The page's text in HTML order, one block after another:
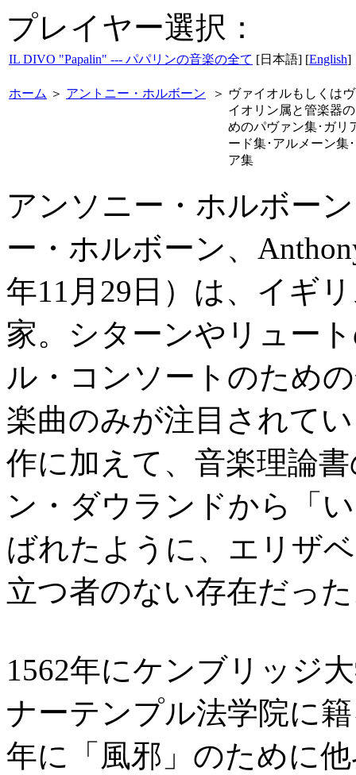
プレイヤー選択：
IL DIVO "Papalin" --- パパリンの音楽の全て [日本語] [English]
ホーム ＞ アントニー・ホルボーン ＞ ヴァイオルもしくは
イオリン属と管楽器
めのパヴァン集･ガリ
ード集･アルメーン集
ア集
アンソニー・ホルボー
ー・ホルボーン、
年11月29日）は、イギ
家。シターンやリュー
ル・コンソートのため
楽曲のみが注目されて
作に加えて、音楽理論
ン・ダウランドから「
ばれたように、エリザ
立つ者のない存在だっ
1562年にケンブリッジ
ナーテンプル法学院に
年に「風邪」のために